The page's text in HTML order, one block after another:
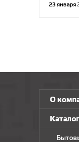
23 января
О
Каталог